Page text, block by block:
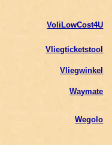
VoliLowCost4U
Vliegticketstool
Vliegwinkel
Waymate
Wegolo